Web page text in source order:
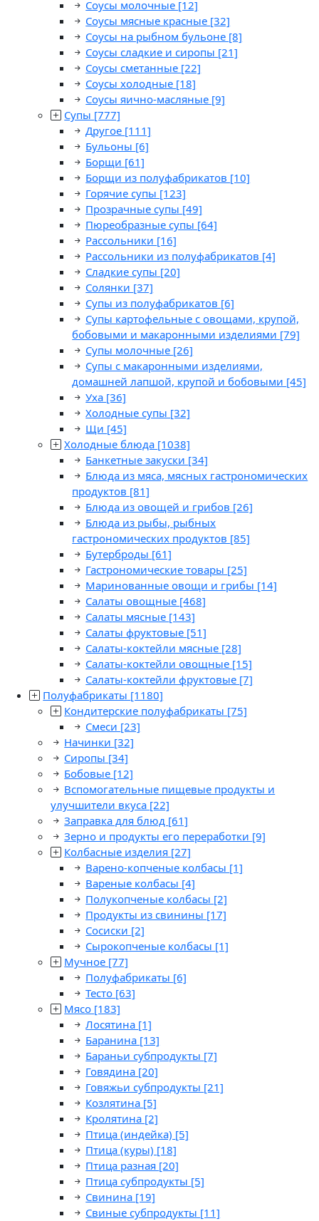
Соусы молочные [12]
Соусы мясные красные [32]
Соусы на рыбном бульоне [8]
Соусы сладкие и сиропы [21]
Соусы сметанные [22]
Соусы холодные [18]
Соусы яично-масляные [9]
Супы [777]
Другое [111]
Бульоны [6]
Борщи [61]
Борщи из полуфабрикатов [10]
Горячие супы [123]
Прозрачные супы [49]
Пюреобразные супы [64]
Рассольники [16]
Рассольники из полуфабрикатов [4]
Сладкие супы [20]
Солянки [37]
Супы из полуфабрикатов [6]
Супы картофельные с овощами, крупой,
бобовыми и макаронными изделиями [79]
Супы молочные [26]
Супы с макаронными изделиями,
домашней лапшой, крупой и бобовыми [45]
Уха [36]
Холодные супы [32]
Щи [45]
Холодные блюда [1038]
Банкетные закуски [34]
Блюда из мяса, мясных гастрономических
продуктов [81]
Блюда из овощей и грибов [26]
Блюда из рыбы, рыбных
гастрономических продуктов [85]
Бутерброды [61]
Гастрономические товары [25]
Маринованные овощи и грибы [14]
Салаты овощные [468]
Салаты мясные [143]
Салаты фруктовые [51]
Салаты-коктейли мясные [28]
Салаты-коктейли овощные [15]
Салаты-коктейли фруктовые [7]
Полуфабрикаты [1180]
Кондитерские полуфабрикаты [75]
Смеси [23]
Начинки [32]
Сиропы [34]
Бобовые [12]
Вспомогательные пищевые продукты и
улучшители вкуса [22]
Заправка для блюд [61]
Зерно и продукты его переработки [9]
Колбасные изделия [27]
Варено-копченые колбасы [1]
Вареные колбасы [4]
Полукопченые колбасы [2]
Продукты из свинины [17]
Сосиски [2]
Сырокопченые колбасы [1]
Мучное [77]
Полуфабрикаты [6]
Тесто [63]
Мясо [183]
Лосятина [1]
Баранина [13]
Бараньи субпродукты [7]
Говядина [20]
Говяжьи субпродукты [21]
Козлятина [5]
Кролятина [2]
Птица (индейка) [5]
Птица (куры) [18]
Птица разная [20]
Птица субпродукты [5]
Свинина [19]
Свиные субпродукты [11]